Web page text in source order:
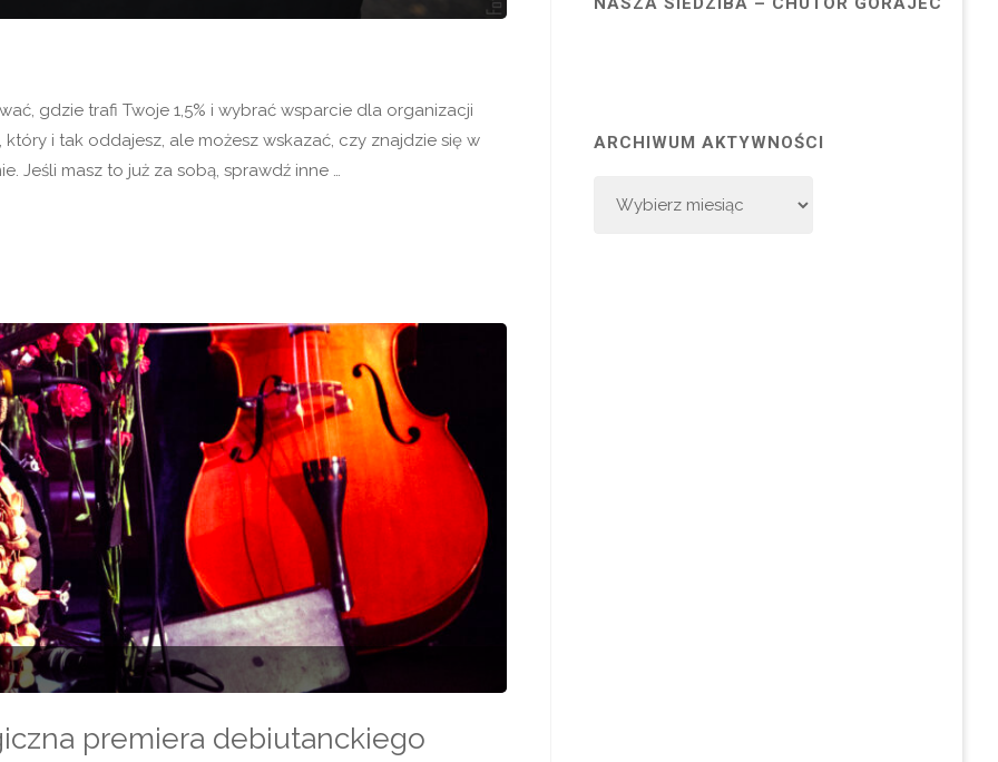
gdzie trafi Twoje 1,5% i wybrać wsparcie dla organizacji
i tak oddajesz, ale możesz wskazać, czy znajdzie się w
Jeśli masz to już za sobą, sprawdź inne …
premiera debiutanckiego
ARCHIWUM AKTYWNOŚCI
Aktywności